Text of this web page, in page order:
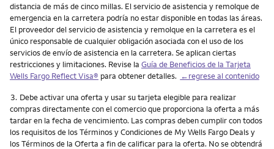
distancia de más de cinco millas. El servicio de asistencia y remolque de
emergencia en la carretera podría no estar disponible en todas las áreas.
El proveedor del servicio de asistencia y remolque en la carretera es el
único responsable de cualquier obligación asociada con el uso de los
servicios de envío de asistencia en la carretera. Se aplican ciertas
restricciones y limitaciones. Revise la Guía de Beneficios de la Tarjeta
Wells Fargo Reflect Visa® para obtener detalles. ←regrese al contenido
Nota
3. Debe activar una oferta y usar su tarjeta elegible para realizar
compras directamente con el comercio que proporciona la oferta a más
tardar en la fecha de vencimiento. Las compras deben cumplir con todos
los requisitos de los Términos y Condiciones de My Wells Fargo Deals y
los Términos de la Oferta a fin de calificar para la oferta. No se obtendrá